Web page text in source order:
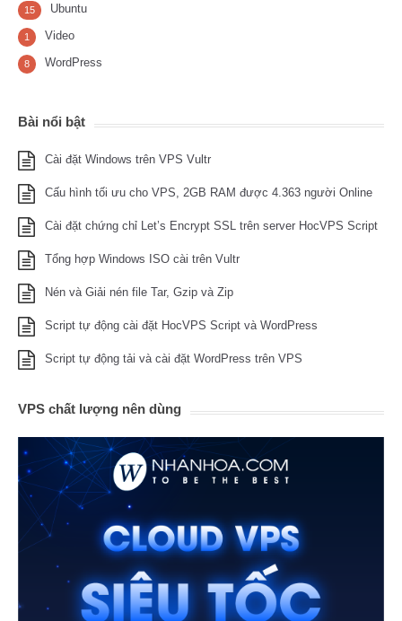
Ubuntu
15
Video
1
WordPress
8
Bài nổi bật
Cài đặt Windows trên VPS Vultr
Cấu hình tối ưu cho VPS, 2GB RAM được 4.363 người Online
Cài đặt chứng chỉ Let’s Encrypt SSL trên server HocVPS Script
Tổng hợp Windows ISO cài trên Vultr
Nén và Giải nén file Tar, Gzip và Zip
Script tự động cài đặt HocVPS Script và WordPress
Script tự động tải và cài đặt WordPress trên VPS
VPS chất lượng nên dùng